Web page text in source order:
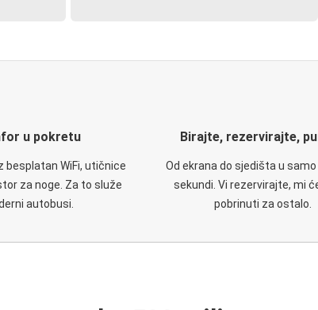
u pokretu
besplatan WiFi, utičnice
za noge. Za to služe
autobusi.
Birajte, rezervirajte,
Od ekrana do sjedišta u
sekundi. Vi rezervirajte, mi
pobrinuti za ostalo.